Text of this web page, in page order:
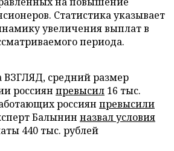
Статистика указывает
увеличения выплат в
периода.
ВЗГЛЯД, средний размер
россиян превысил 16 тыс.
россиян превысили
Балынин назвал условия
440 тыс. рублей